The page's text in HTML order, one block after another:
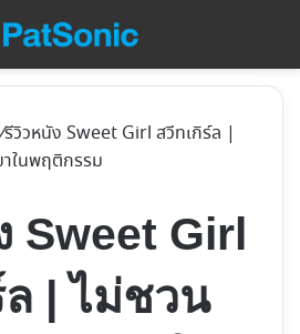
รีวิวหนัง Sweet Girl สวีทเกิร์ล |
ในพฤติกรรม
Sweet Girl
ล | ไม่ชวน